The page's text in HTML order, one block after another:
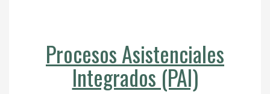
Procesos Asistenciales
Integrados (PAI)